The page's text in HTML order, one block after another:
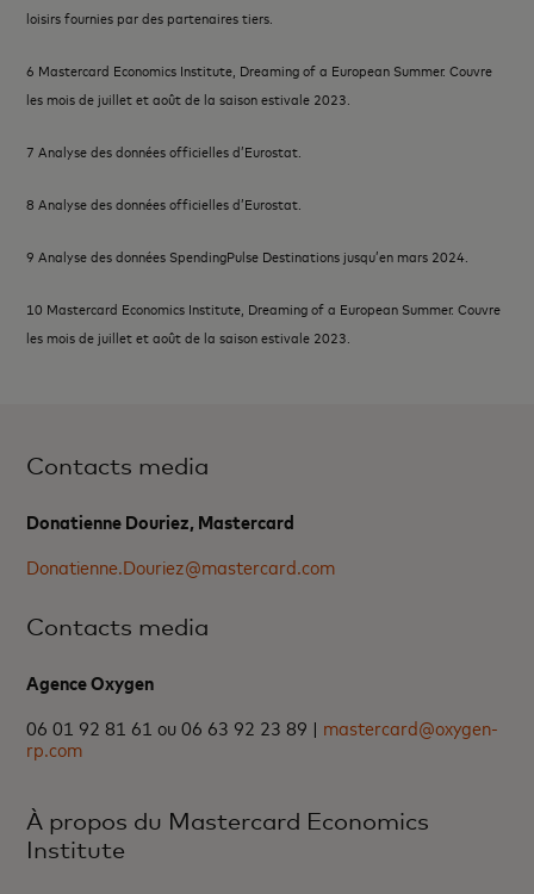
loisirs fournies par des partenaires tiers.
6 Mastercard Economics Institute, Dreaming of a European Summer. Couvre
les mois de juillet et août de la saison estivale 2023.
7 Analyse des données officielles d’Eurostat.
8 Analyse des données officielles d’Eurostat.
9 Analyse des données SpendingPulse Destinations jusqu’en mars 2024.
10 Mastercard Economics Institute, Dreaming of a European Summer. Couvre
les mois de juillet et août de la saison estivale 2023.
Contacts media
Donatienne Douriez, Mastercard
Donatienne.Douriez@mastercard.com
Contacts media
Agence Oxygen
06 01 92 81 61 ou 06 63 92 23 89 | mastercard@oxygen-
rp.com
À propos du Mastercard Economics
Institute